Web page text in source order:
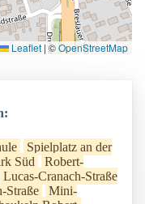
Leaflet |©OpenStreetMap
Spielplatz an der
Süd
Robert-
Lucas-Cranach-Straße
Straße
Mini-